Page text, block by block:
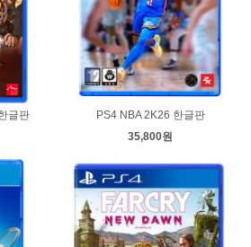
글판
PS4 NBA 2K26 한글판
35,800원